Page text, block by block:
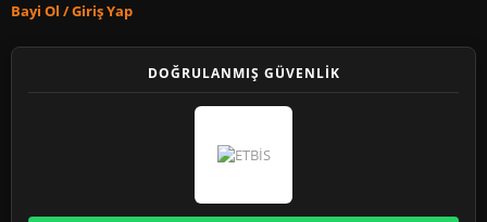
Bayi Ol / Giriş Yap
DOĞRULANMIŞ GÜVENLİK